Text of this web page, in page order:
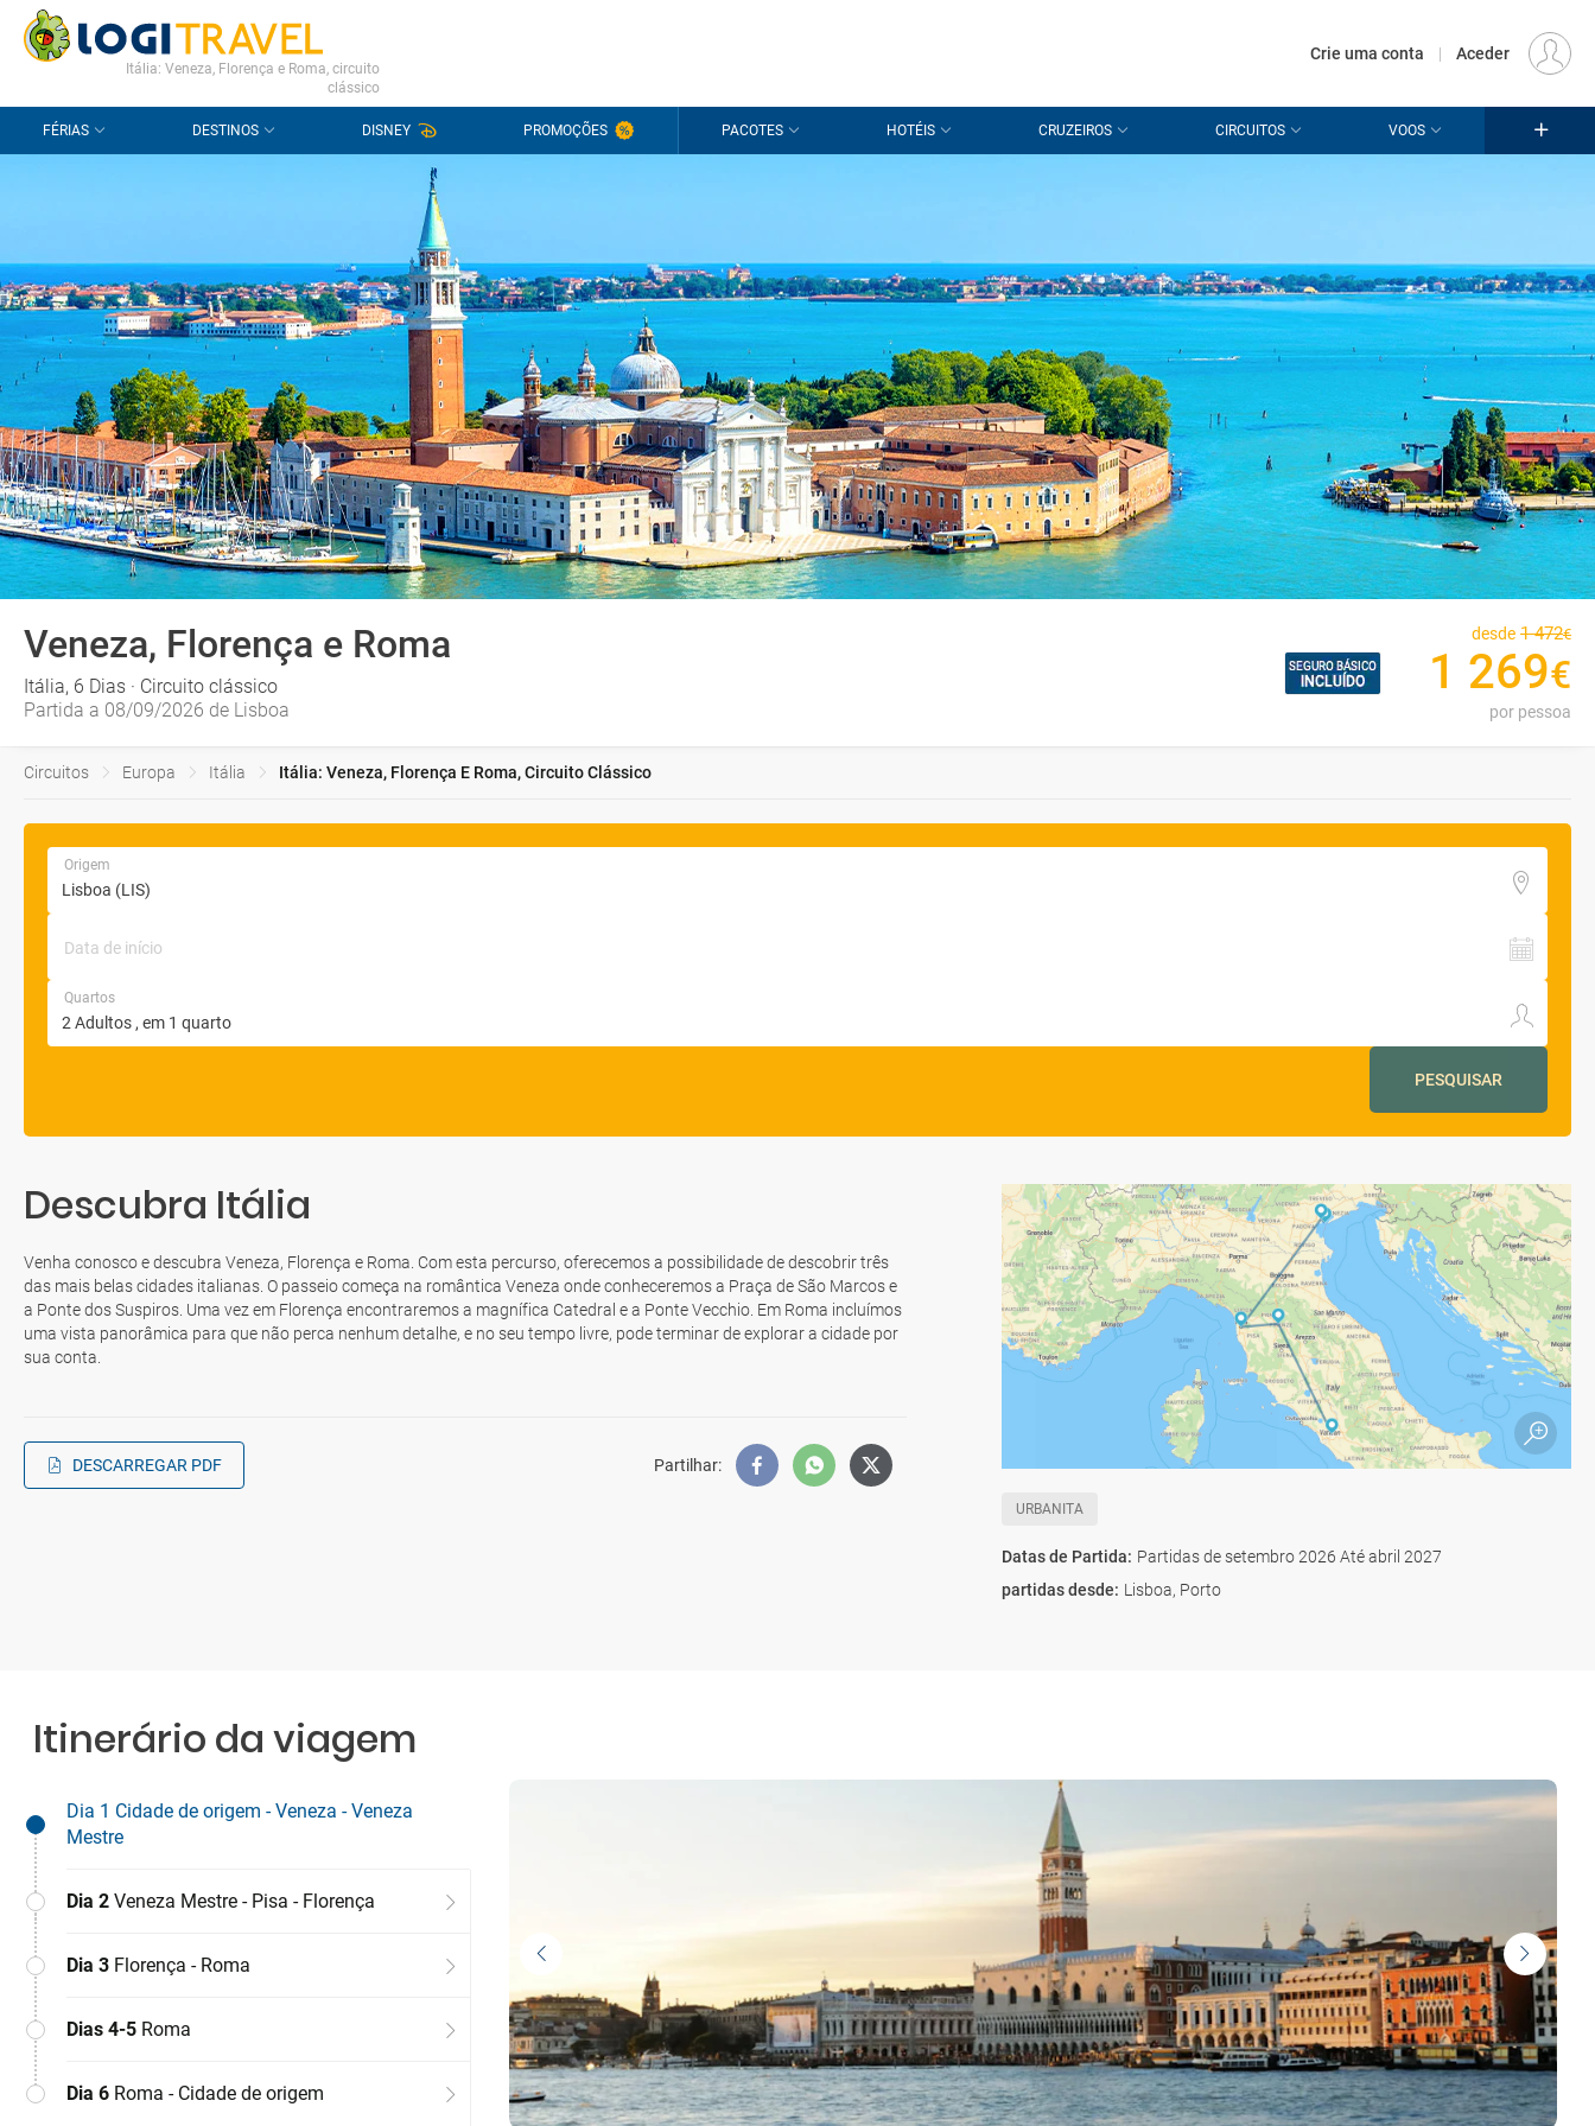
CONTACTO PERGUNTAS FREQUENTES
Itália: Veneza, Florença e Roma, circuito
clássico
Crie uma conta | Aceder
FÉRIAS DESTINOS DISNEY PROMOÇÕES PACOTES HOTÉIS CRUZEIROS CIRCUITOS VOOS
Veneza, Florença e Roma
Itália, 6 Dias · Circuito clássico
Partida a 08/09/2026 de Lisboa
desde 1 472€
1 269€
por pessoa
Circuitos Europa Itália Itália: Veneza, Florença E Roma, Circuito Clássico
Origem
Data de início
Quartos
PESQUISAR
Descubra Itália
Venha conosco e descubra Veneza, Florença e Roma. Com esta percurso, oferecemos a possibilidade de descobrir três
das mais belas cidades italianas. O passeio começa na romântica Veneza onde conheceremos a Praça de São Marcos e
a Ponte dos Suspiros. Uma vez em Florença encontraremos a magnífica Catedral e a Ponte Vecchio. Em Roma incluímos
uma vista panorâmica para que não perca nenhum detalhe, e no seu tempo livre, pode terminar de explorar a cidade por
sua conta.
DESCARREGAR PDF Partilhar:
URBANITA
Datas de Partida: Partidas de setembro 2026 Até abril 2027
partidas desde: Lisboa, Porto
Itinerário da viagem
Dia 1 Cidade de origem - Veneza - Veneza
Mestre
Dia 2 Veneza Mestre - Pisa - Florença
Dia 3 Florença - Roma
Dias 4-5 Roma
Dia 6 Roma - Cidade de origem